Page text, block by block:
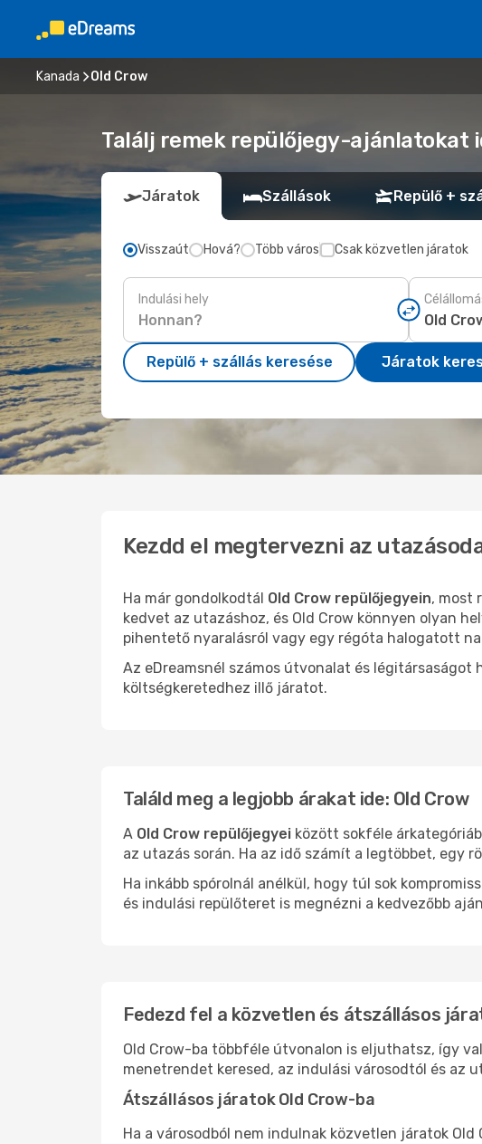
Kanada Old Crow
Találj remek repülőjegy-ajánlatokat
Járatok Szállások Repülő +
Visszaút Hová? Több város Csak közvetlen járatok
Indulási hely
Repülő + szállás keresése Járatok
Kezdd el megtervezni az
Ha már gondolkodtál Old Crow repülőjegyein, most
kedvet az utazáshoz, és Old Crow könnyen olyan
pihentető nyaralásról vagy egy régóta halogatott
Az eDreamsnél számos útvonalat és
költségkeretedhez illő járatot.
Találd meg a legjobb árakat ide: Old Crow
A Old Crow repülőjegyei között sokféle
az utazás során. Ha az idő számít a legtöbbet, egy
Ha inkább spórolnál anélkül, hogy túl sok
és indulási repülőteret is megnézni a kedvezőbb
Fedezd fel a közvetlen és átszállásos
Old Crow-ba többféle útvonalon is eljuthatsz, így
menetrendet keresed, az indulási városodtól és
Átszállásos járatok Old Crow-ba
Ha a városodból nem indulnak közvetlen járatok